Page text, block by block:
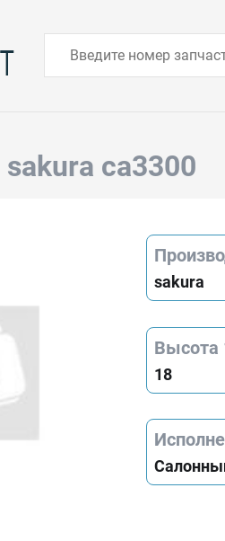
sakura ca3300
sakura
Высота
18